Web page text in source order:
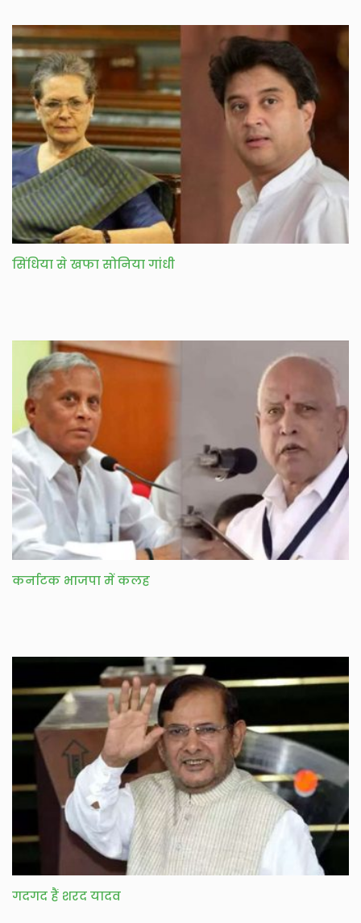
सिंधिया से खफा सोनिया गांधी
कर्नाटक भाजपा में कलह
गदगद हैं शरद यादव